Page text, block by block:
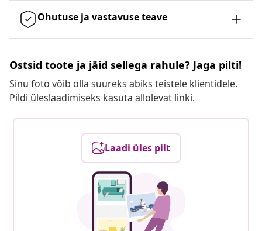
Ohutuse ja vastavuse teave
Ostsid toote ja jäid sellega rahule? Jaga pilti!
Sinu foto võib olla suureks abiks teistele klientidele.
Pildi üleslaadimiseks kasuta allolevat linki.
Laadi üles pilt